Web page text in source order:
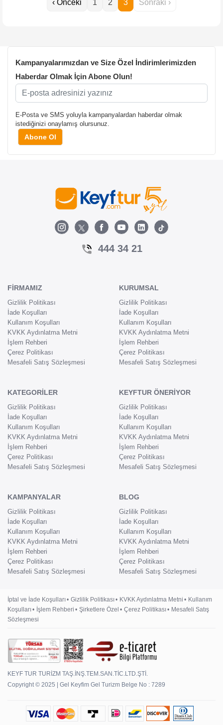
‹ Önceki 1 2 3 Sonraki ›
Kampanyalarımızdan ve Size Özel İndirimlerimizden
Haberdar Olmak İçin Abone Olun!
E-Posta ve SMS yoluyla kampanyalardan haberdar olmak
istediğinizi onaylamış olursunuz.
Abone Ol
444 34 21
FİRMAMIZ
Gizlilik Politikası
İade Koşulları
Kullanım Koşulları
KVKK Aydınlatma Metni
İşlem Rehberi
Çerez Politikası
Mesafeli Satış Sözleşmesi
KURUMSAL
Gizlilik Politikası
İade Koşulları
Kullanım Koşulları
KVKK Aydınlatma Metni
İşlem Rehberi
Çerez Politikası
Mesafeli Satış Sözleşmesi
KATEGORİLER
Gizlilik Politikası
İade Koşulları
Kullanım Koşulları
KVKK Aydınlatma Metni
İşlem Rehberi
Çerez Politikası
Mesafeli Satış Sözleşmesi
KEYFTUR ÖNERİYOR
Gizlilik Politikası
İade Koşulları
Kullanım Koşulları
KVKK Aydınlatma Metni
İşlem Rehberi
Çerez Politikası
Mesafeli Satış Sözleşmesi
KAMPANYALAR
Gizlilik Politikası
İade Koşulları
Kullanım Koşulları
KVKK Aydınlatma Metni
İşlem Rehberi
Çerez Politikası
Mesafeli Satış Sözleşmesi
BLOG
Gizlilik Politikası
İade Koşulları
Kullanım Koşulları
KVKK Aydınlatma Metni
İşlem Rehberi
Çerez Politikası
Mesafeli Satış Sözleşmesi
İptal ve İade Koşulları Gizlilik Politikası KVKK Aydınlatma Metni
Kullanım
Koşulları
İşlem Rehberi Şirketlere Özel Çerez Politikası
Mesafeli Satış
Sözleşmesi
KEYF TUR TURİZM TAŞ.İNŞ.TEM.SAN.TİC.LTD.ŞTİ.
Copyright © 2025 | Gel Keyfim Gel Turizm Belge No : 7289